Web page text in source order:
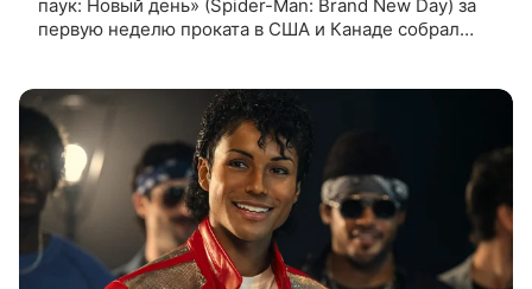
паук: Новый день» (Spider-Man: Brand New Day) за
первую неделю проката в США и Канаде собрал